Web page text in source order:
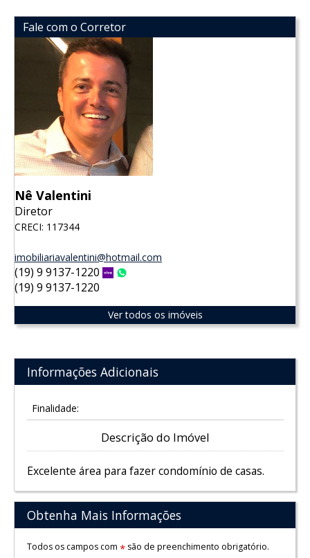
Fale com o Corretor
Nê Valentini
Diretor
CRECI: 117344
imobiliariavalentini@hotmail.com
(19) 9 9137-1220 Vivo
(19) 9 9137-1220
Ver todos os imóveis
Informações Adicionais
Finalidade:
Descrição do Imóvel
Excelente área para fazer condomínio de casas.
Obtenha Mais Informações
Todos os campos com *são de preenchimento obrigatório.